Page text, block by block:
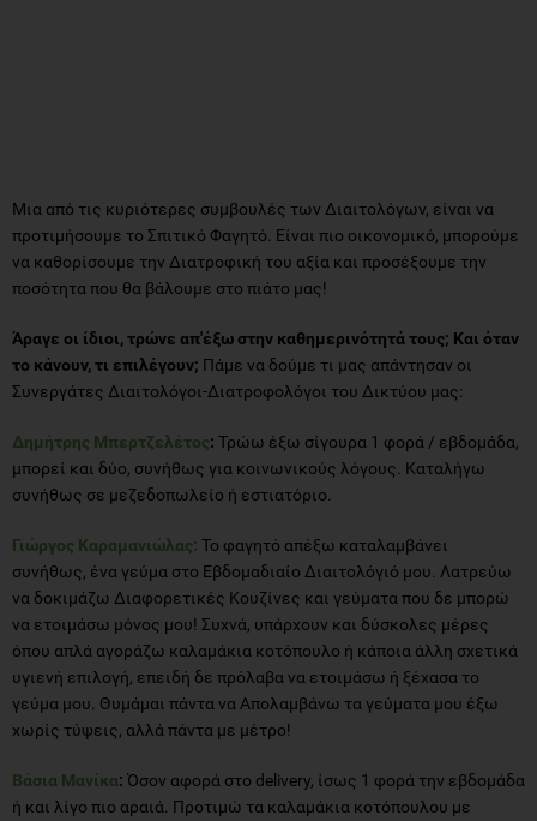
Μια από τις κυριότερες συμβουλές των Διαιτολόγων, είναι να
προτιμήσουμε το Σπιτικό Φαγητό. Είναι πιο οικονομικό, μπορούμε
να καθορίσουμε την Διατροφική του αξία και προσέξουμε την
ποσότητα που θα βάλουμε στο πιάτο μας!
Άραγε οι ίδιοι, τρώνε απ'έξω στην καθημερινότητά τους; Και όταν
το κάνουν, τι επιλέγουν; Πάμε να δούμε τι μας απάντησαν οι
Συνεργάτες Διαιτολόγοι-Διατροφολόγοι του Δικτύου μας:
Δημήτρης Μπερτζελέτος: Τρώω έξω σίγουρα 1 φορά / εβδομάδα,
μπορεί και δύο, συνήθως για κοινωνικούς λόγους. Καταλήγω
συνήθως σε μεζεδοπωλείο ή εστιατόριο.
Γιώργος Καραμανιώλας: Το φαγητό απέξω καταλαμβάνει
συνήθως, ένα γεύμα στο Εβδομαδιαίο Διαιτολόγιό μου. Λατρεύω
να δοκιμάζω Διαφορετικές Κουζίνες και γεύματα που δε μπορώ
να ετοιμάσω μόνος μου! Συχνά, υπάρχουν και δύσκολες μέρες
όπου απλά αγοράζω καλαμάκια κοτόπουλο ή κάποια άλλη σχετικά
υγιενή επιλογή, επειδή δε πρόλαβα να ετοιμάσω ή ξέχασα το
γεύμα μου. Θυμάμαι πάντα να Απολαμβάνω τα γεύματα μου έξω
χωρίς τύψεις, αλλά πάντα με μέτρο!
Βάσια Μανίκα: Όσον αφορά στο delivery, ίσως 1 φορά την εβδομάδα
ή και λίγο πιο αραιά. Προτιμώ τα καλαμάκια κοτόπουλου με